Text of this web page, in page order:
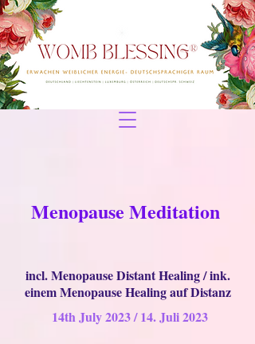
Menopause Meditation
incl. Menopause Distant Healing / ink.
einem Menopause Healing auf Distanz
14th July 2023 / 14. Juli 2023